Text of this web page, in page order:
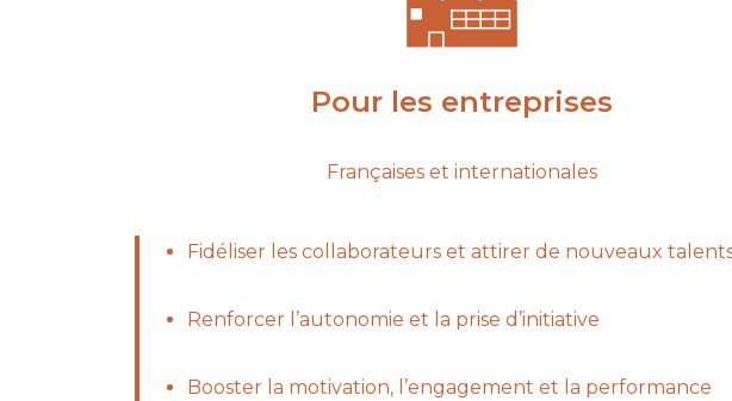
Pour les entreprises
Françaises et internationales
Fidéliser les collaborateurs et attirer de nouveaux
Renforcer l’autonomie et la prise d’initiative
Booster la motivation, l’engagement et la performance